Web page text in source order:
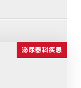
泌尿器科疾患